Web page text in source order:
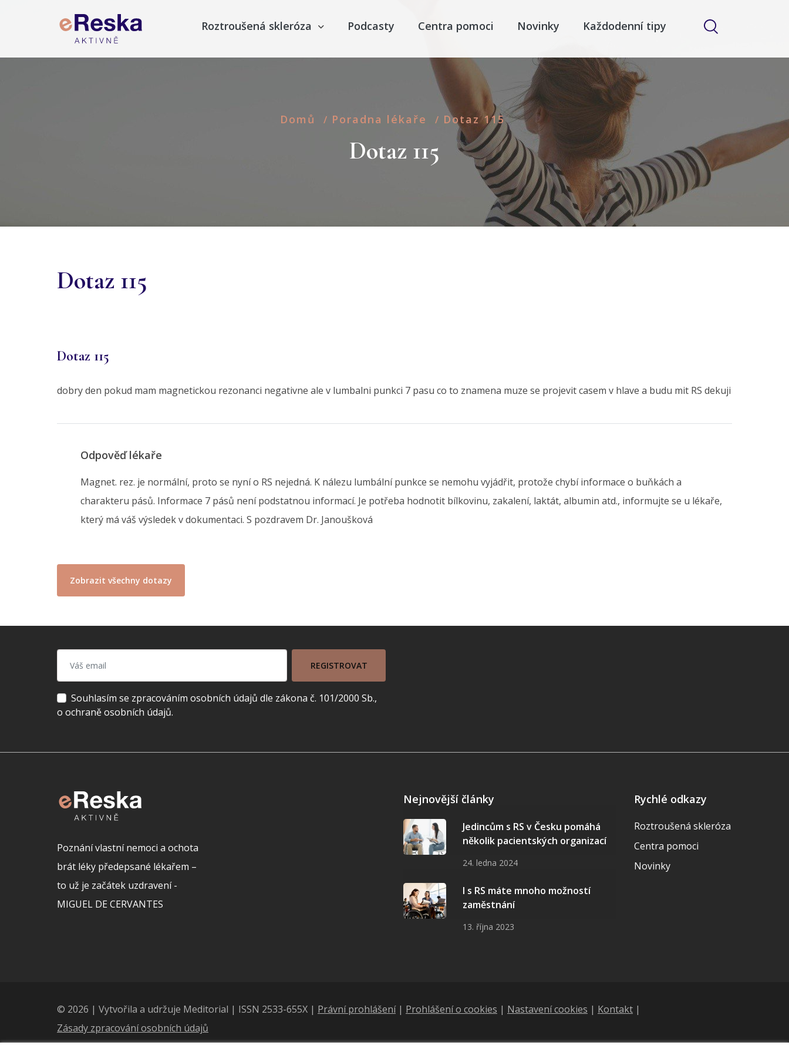
Roztroušená skleróza Podcasty Centra pomoci Novinky Každodenní tipy
Domů / Poradna lékaře / Dotaz 115
Dotaz 115
Dotaz 115
Dotaz 115
dobry den pokud mam magnetickou rezonanci negativne ale v lumbalni punkci 7 pasu co to znamena muze se projevit casem v hlave a budu mit RS dekuji
Odpověď lékaře
Magnet. rez. je normální, proto se nyní o RS nejedná. K nálezu lumbální punkce se nemohu vyjádřit, protože chybí informace o buňkách a
charakteru pásů. Informace 7 pásů není podstatnou informací. Je potřeba hodnotit bílkovinu, zakalení, laktát, albumin atd., informujte se u lékaře,
který má váš výsledek v dokumentaci. S pozdravem Dr. Janoušková
Zobrazit všechny dotazy
REGISTROVAT
Souhlasím se zpracováním osobních údajů dle zákona č. 101/2000 Sb.,
o ochraně osobních údajů.
Poznání vlastní nemoci a ochota
brát léky předepsané lékařem –
to už je začátek uzdravení -
MIGUEL DE CERVANTES
Nejnovější články
Jedincům s RS v Česku pomáhá
několik pacientských organizací
24. ledna 2024
I s RS máte mnoho možností
zaměstnání
13. října 2023
Rychlé odkazy
Roztroušená skleróza
Centra pomoci
Novinky
© 2026 | Vytvořila a udržuje Meditorial | ISSN 2533-655X | Právní prohlášení| Prohlášení o cookies | Nastavení cookies | Kontakt |
Zásady zpracování osobních údajů